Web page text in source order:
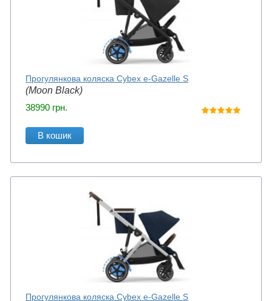
Прогулянкова коляска Cybex e-Gazelle S
(Moon Black)
38990 грн.
В кошик
Прогулянкова коляска Cybex e-Gazelle S